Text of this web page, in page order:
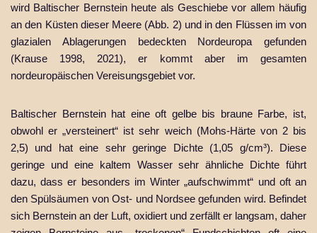
wird Baltischer Bernstein heute als Geschiebe vor allem häufig
an den Küsten dieser Meere (Abb. 2) und in den Flüssen im von
glazialen Ablagerungen bedeckten Nordeuropa gefunden
(Krause 1998, 2021), er kommt aber im gesamten
nordeuropäischen Vereisungsgebiet vor.
Baltischer Bernstein hat eine oft gelbe bis braune Farbe, ist,
obwohl er „versteinert“ ist sehr weich (Mohs-Härte von 2 bis
2,5) und hat eine sehr geringe Dichte (1,05 g/cm³). Diese
geringe und eine kaltem Wasser sehr ähnliche Dichte führt
dazu, dass er besonders im Winter „aufschwimmt“ und oft an
den Spülsäumen von Ost- und Nordsee gefunden wird. Befindet
sich Bernstein an der Luft, oxidiert und zerfällt er langsam, daher